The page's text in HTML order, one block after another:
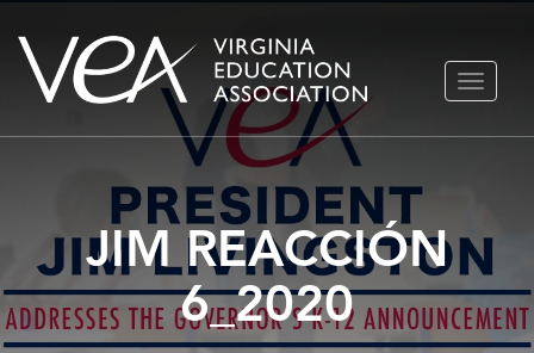
Ir
JIM REACCIÓN
6_2020